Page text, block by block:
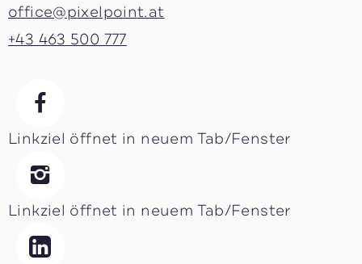
office@pixelpoint.at
+43 463 500 777
Linkziel öffnet in neuem Tab/Fenster
Linkziel öffnet in neuem Tab/Fenster